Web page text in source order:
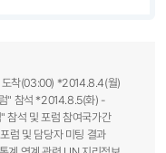
도착(03:00) *2014.8.4(월)
" 참석 *2014.8.5(화) -
참석 및 포럼 참여국가간
럼 및 담당자 미팅 결과